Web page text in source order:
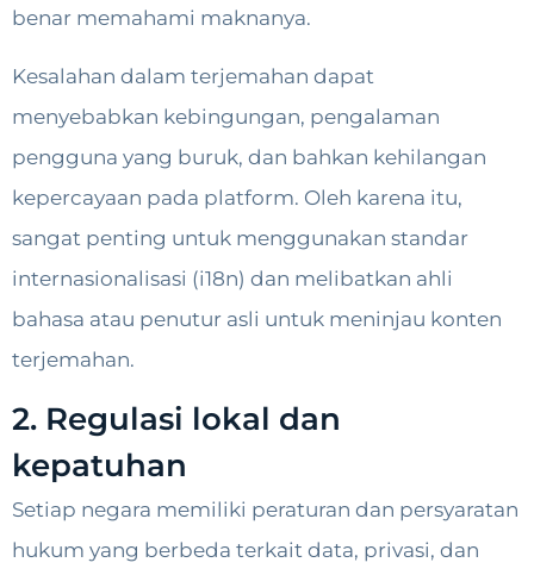
benar memahami maknanya.
Kesalahan dalam terjemahan dapat
menyebabkan kebingungan, pengalaman
pengguna yang buruk, dan bahkan kehilangan
kepercayaan pada platform. Oleh karena itu,
sangat penting untuk menggunakan standar
internasionalisasi (i18n) dan melibatkan ahli
bahasa atau penutur asli untuk meninjau konten
terjemahan.
2. Regulasi lokal dan
kepatuhan
Setiap negara memiliki peraturan dan persyaratan
hukum yang berbeda terkait data, privasi, dan